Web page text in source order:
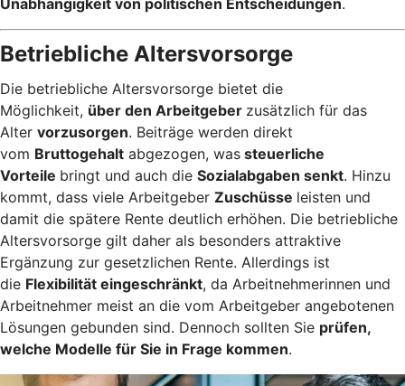
Unabhängigkeit von politischen Entscheidungen.
Betriebliche Altersvorsorge
Die betriebliche Altersvorsorge bietet die
Möglichkeit, über den Arbeitgeber zusätzlich für das
Alter vorzusorgen. Beiträge werden direkt
vom Bruttogehalt abgezogen, was steuerliche
Vorteile bringt und auch die Sozialabgaben senkt. Hinzu
kommt, dass viele Arbeitgeber Zuschüsse leisten und
damit die spätere Rente deutlich erhöhen. Die betriebliche
Altersvorsorge gilt daher als besonders attraktive
Ergänzung zur gesetzlichen Rente. Allerdings ist
die Flexibilität eingeschränkt, da Arbeitnehmerinnen und
Arbeitnehmer meist an die vom Arbeitgeber angebotenen
Lösungen gebunden sind. Dennoch sollten Sie prüfen,
welche Modelle für Sie in Frage kommen.